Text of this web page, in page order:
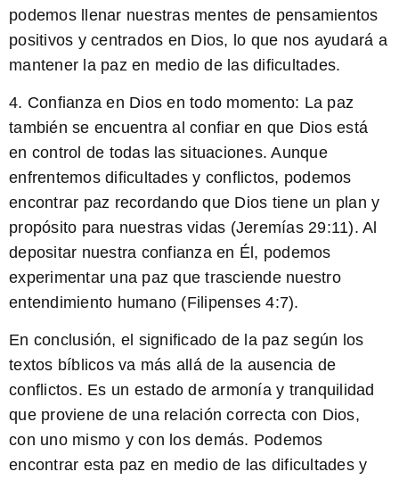
podemos llenar nuestras mentes de pensamientos
positivos y centrados en Dios, lo que nos ayudará a
mantener la paz en medio de las dificultades.
4. Confianza en Dios en todo momento: La paz
también se encuentra al confiar en que Dios está
en control de todas las situaciones. Aunque
enfrentemos dificultades y conflictos, podemos
encontrar paz recordando que Dios tiene un plan y
propósito para nuestras vidas (Jeremías 29:11). Al
depositar nuestra confianza en Él, podemos
experimentar una paz que trasciende nuestro
entendimiento humano (Filipenses 4:7).
En conclusión, el significado de la paz según los
textos bíblicos va más allá de la ausencia de
conflictos. Es un estado de armonía y tranquilidad
que proviene de una relación correcta con Dios,
con uno mismo y con los demás. Podemos
encontrar esta paz en medio de las dificultades y